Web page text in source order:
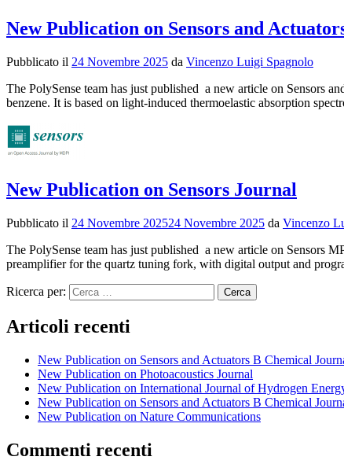
New Publication on Sensors and
Pubblicato il 24 Novembre 2025 da Vincenzo Luigi Spagnolo
The PolySense team has just published a new article on Sensors
benzene. It is based on light-induced thermoelastic absorption
New Publication on Sensors Journal
Pubblicato il 24 Novembre 202524 Novembre 2025 da Vincenzo
The PolySense team has just published a new article on Sensors
preamplifier for the quartz tuning fork, with digital output and
Ricerca per:
Articoli recenti
New Publication on Sensors and Actuators B Chemical
New Publication on Photoacoustics Journal
New Publication on International Journal of Hydrogen
New Publication on Sensors and Actuators B Chemical
New Publication on Nature Communications
Commenti recenti